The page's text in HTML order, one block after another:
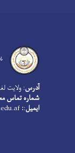
آدرس: ولایت
شماره تماس
ایمیل:
: